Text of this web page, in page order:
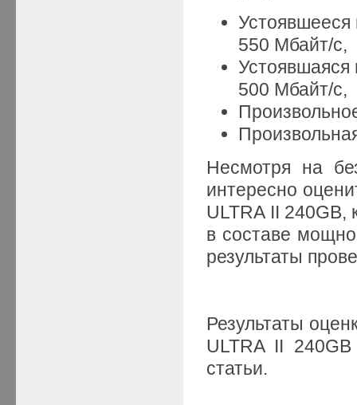
550 Мбайт/с,
500 Мбайт/с,
Несмотря на
интересно
ULTRA II 240GB,
в составе
результаты
Результаты
ULTRA II
статьи.